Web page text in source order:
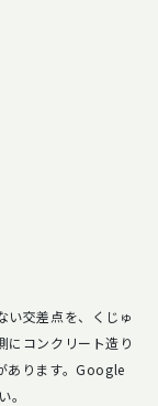
い交差点を、くじゅ
にコンクリート造り
あります。Google